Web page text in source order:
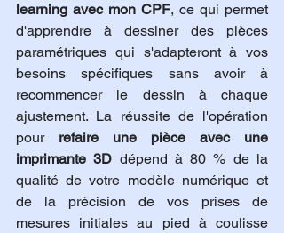
learning avec mon CPF, ce qui permet
d'apprendre à dessiner des pièces
paramétriques qui s'adapteront à vos
besoins spécifiques sans avoir à
recommencer le dessin à chaque
ajustement. La réussite de l'opération
pour refaire une pièce avec une
imprimante 3D dépend à 80 % de la
qualité de votre modèle numérique et
de la précision de vos prises de
mesures initiales au pied à coulisse